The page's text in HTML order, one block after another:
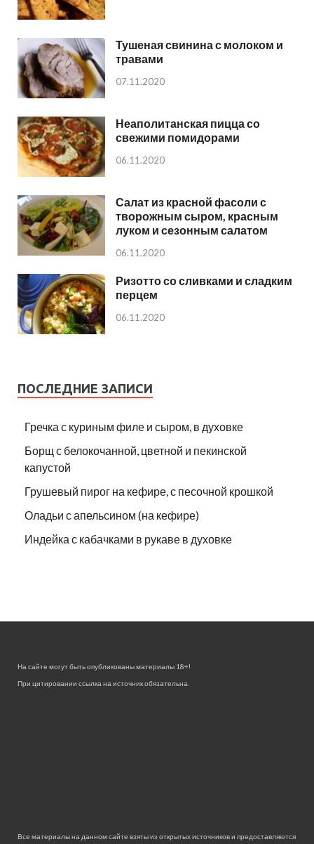
Тушеная свинина с молоком и
травами
07.11.2020
Неаполитанская пицца со
свежими помидорами
06.11.2020
Салат из красной фасоли с
творожным сыром, красным
луком и сезонным салатом
06.11.2020
Ризотто со сливками и сладким
перцем
06.11.2020
ПОСЛЕДНИЕ ЗАПИСИ
Гречка с куриным филе и сыром, в духовке
Борщ с белокочанной, цветной и пекинской
капустой
Грушевый пирог на кефире, с песочной крошкой
Оладьи с апельсином (на кефире)
Индейка с кабачками в рукаве в духовке
На сайте могут быть опубликованы материалы 18+!
При цитировании ссылка на источник обязательна.
Все материалы на данном сайте взяты из открытых источников и предоставляются